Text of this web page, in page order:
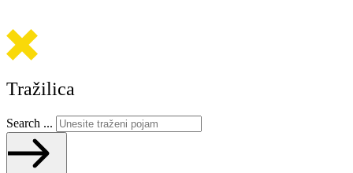
Tražilica
Search ...